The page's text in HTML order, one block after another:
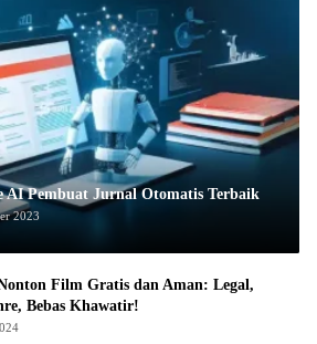
AI Pembuat Jurnal Otomatis Terbaik
2023
Film Gratis dan Aman: Legal,
Bebas Khawatir!